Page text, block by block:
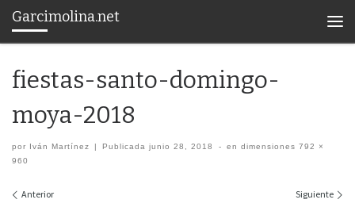
Saltar al contenido
Garcimolina.net
fiestas-santo-domingo-
moya-2018
por Iván Martínez | Publicadajunio 28, 2018 - en dimensiones 792 ×
960
Navegación de imágenes
Anterior Siguiente